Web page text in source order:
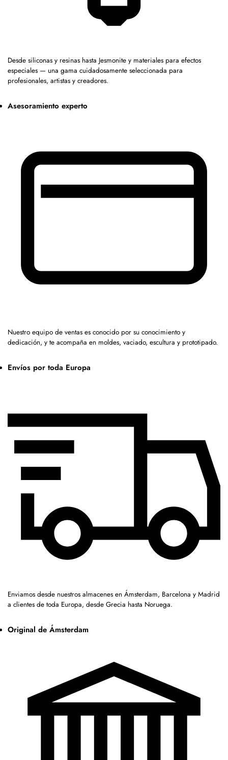
Desde siliconas y resinas hasta Jesmonite y materiales para efectos
especiales — una gama cuidadosamente seleccionada para
profesionales, artistas y creadores.
Asesoramiento experto
Nuestro equipo de ventas es conocido por su conocimiento y
dedicación, y te acompaña en moldes, vaciado, escultura y prototipado.
Envíos por toda Europa
Enviamos desde nuestros almacenes en Ámsterdam, Barcelona y Madrid
a clientes de toda Europa, desde Grecia hasta Noruega.
Original de Ámsterdam